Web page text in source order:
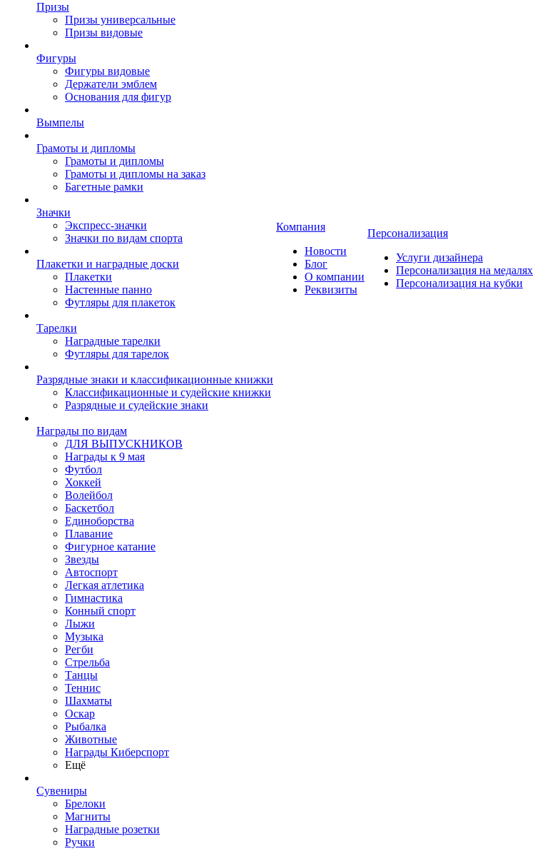
Призы
Призы универсальные
Призы видовые
Фигуры
Фигуры видовые
Держатели эмблем
Основания для фигур
Вымпелы
Грамоты и дипломы
Грамоты и дипломы
Грамоты и дипломы на заказ
Багетные рамки
Значки
Экспресс-значки
Значки по видам спорта
Плакетки и наградные доски
Плакетки
Настенные панно
Футляры для плакеток
Тарелки
Наградные тарелки
Футляры для тарелок
Разрядные знаки и классификационные книжки
Классификационные и судейские книжки
Разрядные и судейские знаки
Награды по видам
ДЛЯ ВЫПУСКНИКОВ
Награды к 9 мая
Футбол
Хоккей
Волейбол
Баскетбол
Единоборства
Плавание
Фигурное катание
Звезды
Автоспорт
Легкая атлетика
Гимнастика
Конный спорт
Лыжи
Музыка
Регби
Стрельба
Танцы
Теннис
Шахматы
Оскар
Рыбалка
Животные
Награды Киберспорт
Ещё
Сувениры
Брелоки
Магниты
Наградные розетки
Ручки
Компания
Новости
Блог
О компании
Реквизиты
Персонализация
Услуги дизайнера
Персонализация на медалях
Персонализация на кубки